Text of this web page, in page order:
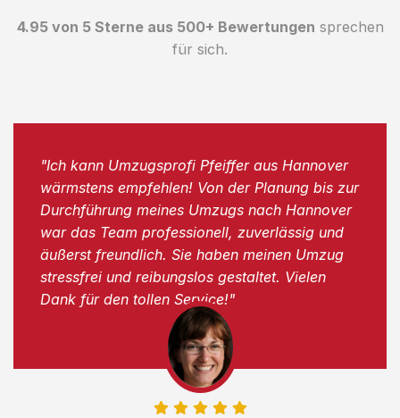
4.95 von 5 Sterne aus 500+ Bewertungen sprechen
für sich.
"Ich kann Umzugsprofi Pfeiffer aus Hannover
wärmstens empfehlen! Von der Planung bis zur
Durchführung meines Umzugs nach Hannover
war das Team professionell, zuverlässig und
äußerst freundlich. Sie haben meinen Umzug
stressfrei und reibungslos gestaltet. Vielen
Dank für den tollen Service!"